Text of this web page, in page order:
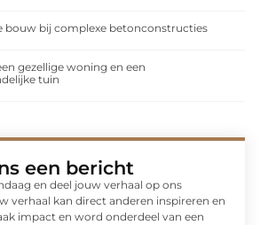
bouw bij complexe betonconstructies
gezellige woning en een
tuin
een bericht
en deel jouw verhaal op ons
verhaal kan direct anderen inspireren en
impact en word onderdeel van een